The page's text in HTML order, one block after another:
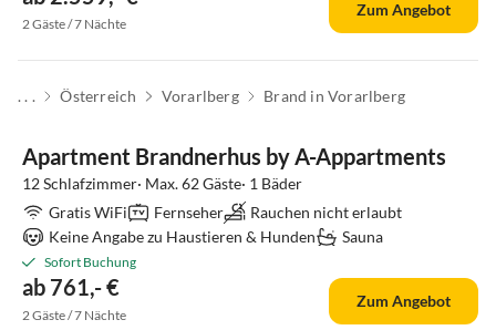
2 Gäste / 7 Nächte
Zum Angebot
. . . Österreich Vorarlberg Brand in Vorarlberg
Apartment Brandnerhus by A-Appartments
12 Schlafzimmer· Max. 62 Gäste· 1 Bäder
Gratis WiFi
Fernseher
Rauchen nicht erlaubt
Keine Angabe zu Haustieren & Hunden
Sauna
Sofort Buchung
ab 761,- €
2 Gäste / 7 Nächte
Zum Angebot